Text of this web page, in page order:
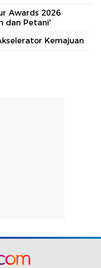
Awards 2026
dan Petani'
Kemajuan